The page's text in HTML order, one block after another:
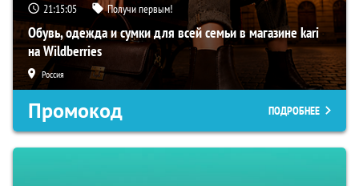
21:15:04 Получи первым!
Обувь, одежда и сумки для всей семьи в магазине kari
на Wildberries
Россия
Промокод ПОДРОБНЕЕ